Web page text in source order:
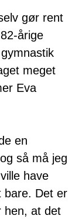
gør rent
årige
meget
Eva
en
så må jeg
have
bare. Det er
hen, at det